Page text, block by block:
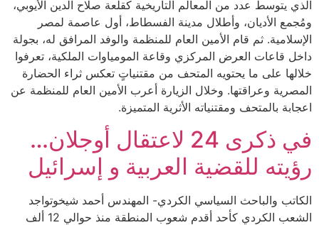
الذي يتوسط عدد من المعالم التاريخية كقلعة صلاح الدين الأيوبي،
ومُجمع الأديان، وأطلال مدينة الفسطاط، أول عاصمة لمصر
الإسلامية. ثم قام الأمين العام للمنظمة والوفد المرافق له، بجولة
داخل قاعات العرض المركزي وقاعة المومياوات الملكية، تعرفوا
خلالها على ما يحتويه المتحف من مقتنياتٍ تعكس ثراء الحضارة
المصرية وعراقتها. وخلال الزيارة أعرب الأمين العام للمنظمة عن
اعجابة بالمتحف ومقتنياته الأثرية المتميزة.
في ذكرى 24 لاعتقال أوجلان…
رؤيته للقضية العربية و إسرائيل
الكاتب والباحث السياسي الكردي- المهندس أحمد شيخوتواجد
الشعب الكردي كأحد أقدم شعوب المنطقة منذ حوالي 12 ألف